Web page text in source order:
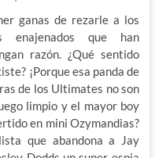
ganas de rezarle a los
que han
razón. ¿Qué sentido
¡Porque esa panda de
de los Ultimates no son
limpio y el mayor boy
en mini Ozymandias?
que abandona a Jay